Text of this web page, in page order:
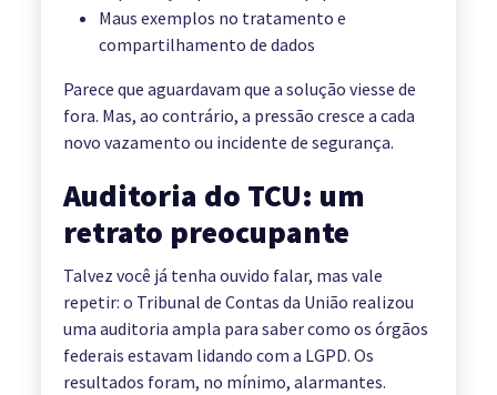
Maus exemplos no tratamento e
compartilhamento de dados
Parece que aguardavam que a solução viesse de
fora. Mas, ao contrário, a pressão cresce a cada
novo vazamento ou incidente de segurança.
Auditoria do TCU: um
retrato preocupante
Talvez você já tenha ouvido falar, mas vale
repetir: o Tribunal de Contas da União realizou
uma auditoria ampla para saber como os órgãos
federais estavam lidando com a LGPD. Os
resultados foram, no mínimo, alarmantes.